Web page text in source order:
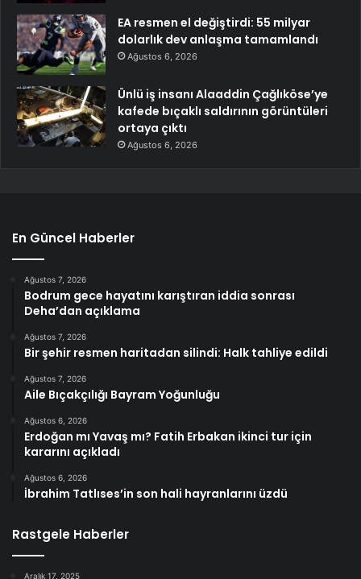
EA resmen el değiştirdi: 55 milyar
dolarlık dev anlaşma tamamlandı
Ağustos 6, 2026
Ünlü iş insanı Alaaddin Çağlıköse’ye
kafede bıçaklı saldırının görüntüleri
ortaya çıktı
Ağustos 6, 2026
En Güncel Haberler
Ağustos 7, 2026
Bodrum gece hayatını karıştıran iddia sonrası
Deha’dan açıklama
Ağustos 7, 2026
Bir şehir resmen haritadan silindi: Halk tahliye edildi
Ağustos 7, 2026
Aile Bıçakçılığı Bayram Yoğunluğu
Ağustos 6, 2026
Erdoğan mı Yavaş mı? Fatih Erbakan ikinci tur için
kararını açıkladı
Ağustos 6, 2026
İbrahim Tatlıses’in son hali hayranlarını üzdü
Rastgele Haberler
Aralık 17, 2025